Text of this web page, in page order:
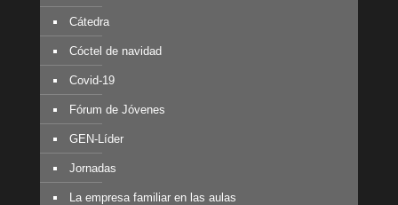
Cátedra
Cóctel de navidad
Covid-19
Fórum de Jóvenes
GEN-Líder
Jornadas
La empresa familiar en las aulas